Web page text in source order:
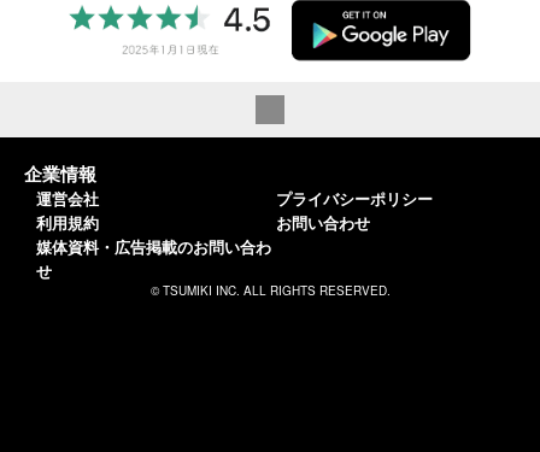
企業情報
運営会社
利用規約
媒体資料・広告掲載のお問い合わ
せ
プライバシーポリシー
お問い合わせ
© TSUMIKI INC. ALL RIGHTS RESERVED.